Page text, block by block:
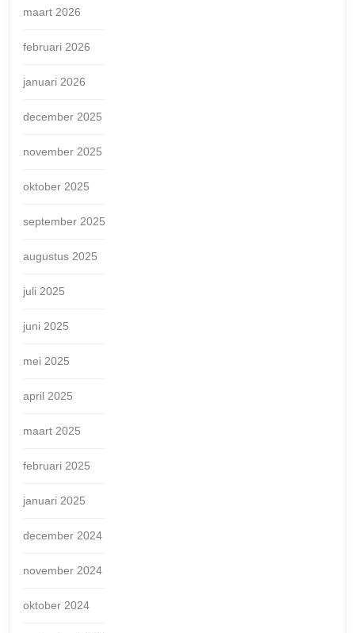
maart 2026
februari 2026
januari 2026
december 2025
november 2025
oktober 2025
september 2025
augustus 2025
juli 2025
juni 2025
mei 2025
april 2025
maart 2025
februari 2025
januari 2025
december 2024
november 2024
oktober 2024